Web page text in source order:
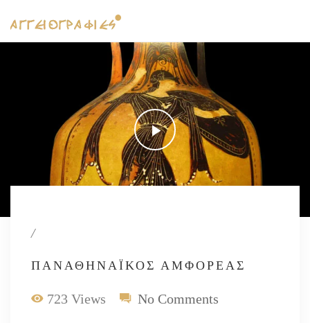
/
ΠΑΝΑΘΗΝΑΪΚΌΣ ΑΜΦΟΡΈΑΣ
723 Views No Comments